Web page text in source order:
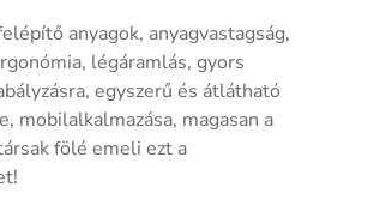
anyagok, anyagvastagság,
légáramlás, gyors
egyszerű és átlátható
mobilalkalmazása, magasan a
fölé emeli ezt a